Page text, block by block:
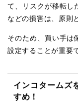
て、リスクが移転し
などの損害は、原則
そのため、買い手は
設定することが重要
インコタームズ
すめ！